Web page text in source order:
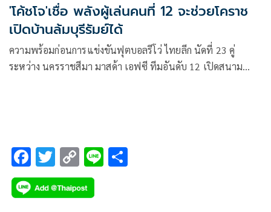
'โค้ชโจ'เชื่อ พลังผู้เล่นคนที่ 12 จะช่วยโคราช
เปิดบ้านล้มบุรีรัมย์ได้
ความพร้อมก่อนการแข่งขันฟุตบอลรีโว่ ไทยลีก นัดที่ 23 คู่
ระหว่าง นครราชสีมา มาสด้า เอฟซี ทีมอันดับ 12 เปิดสนาม
F
ac
e
T
wi
tt
C
o
p
Li